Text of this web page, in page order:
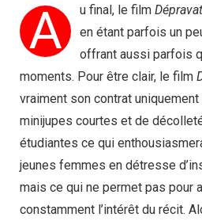
A u final, le film
en étant parfois un
offrant aussi parfois
moments. Pour être clair, le film
vraiment son contrat
minijupes courtes et de
étudiantes ce qui
jeunes femmes en détresse
mais ce qui ne permet pas pour
constamment l’intérêt du récit.